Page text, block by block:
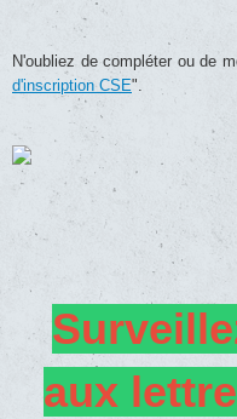
N'oubliez de compléter ou de
d'inscription CSE".
aux